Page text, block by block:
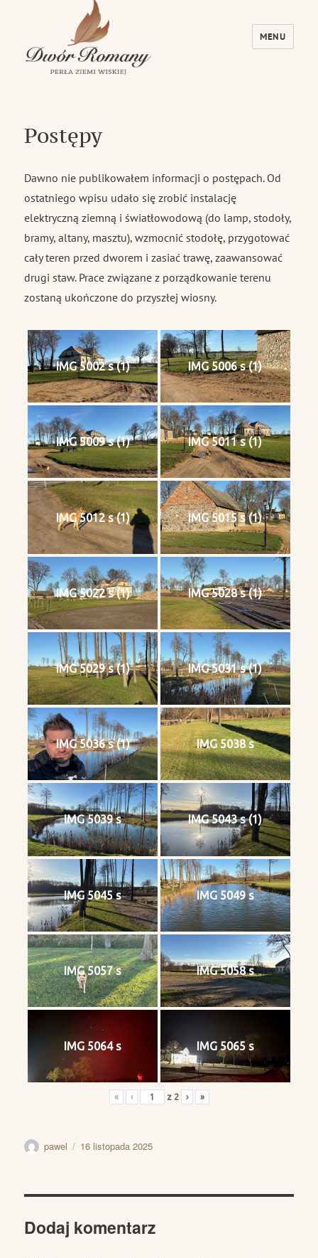
MENU
Postępy
Dawno nie publikowałem informacji o postępach. Od
ostatniego wpisu udało się zrobić instalację
elektryczną ziemną i światłowodową (do lamp, stodoły,
bramy, altany, masztu), wzmocnić stodołę, przygotować
cały teren przed dworem i zasiać trawę, zaawansować
drugi staw. Prace związane z porządkowanie terenu
zostaną ukończone do przyszłej wiosny.
IMG 5002 s (1) IMG 5006 s (1)
IMG 5009 s (1) IMG 5011 s (1)
IMG 5012 s (1) IMG 5015 s (1)
IMG 5022 s (1) IMG 5028 s (1)
IMG 5029 s (1) IMG 5031 s (1)
IMG 5036 s (1) IMG 5038 s
IMG 5039 s IMG 5043 s (1)
IMG 5045 s IMG 5049 s
IMG 5057 s IMG 5058 s
IMG 5064 s IMG 5065 s
« ‹ z 2 › »
Autor
pawel
Data
16 listopada 2025
Dodaj komentarz